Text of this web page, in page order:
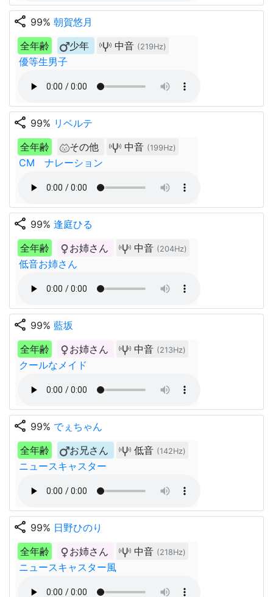
share 99% 朝賀悠月
全年齢
少年 中音 (219Hz)
優等生男子
share 99% リベルテ
全年齢
その他 中音 (199Hz)
CM ナレーション
share 99% 逢庭ひる
全年齢
お姉さん 中音 (204Hz)
低音お姉さん
share 99% 藍坂
全年齢
お姉さん 中音 (213Hz)
クールなメイド
share 99% でぇちゃん
全年齢
お兄さん 低音 (142Hz)
ニュースキャスター
share 99% 日野ひのり
全年齢
お姉さん 中音 (218Hz)
ニュースキャスター風